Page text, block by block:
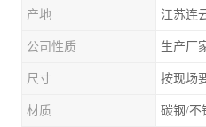
产地 江苏连
公司性质 生产厂
尺寸 按现场
材质 碳钢/不